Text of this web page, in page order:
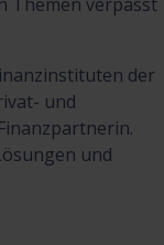
der
und
und